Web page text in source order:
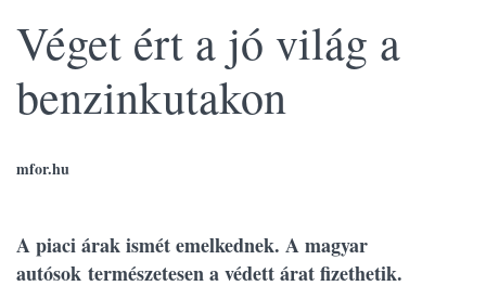
Véget ért a jó világ a
benzinkutakon
mfor.hu
A piaci árak ismét emelkednek. A magyar
autósok természetesen a védett árat fizethetik.